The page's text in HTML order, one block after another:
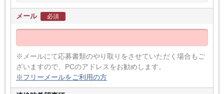
メール 必須
※メールにて応募書類のやり取りをさせていただく場合もご
ざいますので、PCのアドレスをお勧めします。
※フリーメールをご利用の方